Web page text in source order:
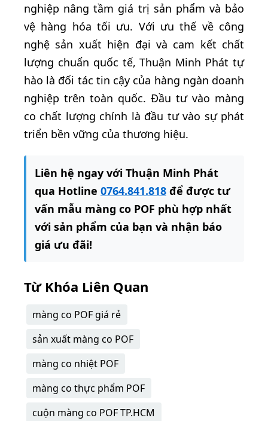
nghiệp nâng tầm giá trị sản phẩm và bảo
vệ hàng hóa tối ưu. Với ưu thế về công
nghệ sản xuất hiện đại và cam kết chất
lượng chuẩn quốc tế, Thuận Minh Phát tự
hào là đối tác tin cậy của hàng ngàn doanh
nghiệp trên toàn quốc. Đầu tư vào màng
co chất lượng chính là đầu tư vào sự phát
triển bền vững của thương hiệu.
Liên hệ ngay với Thuận Minh Phát
qua Hotline 0764.841.818 để được tư
vấn mẫu màng co POF phù hợp nhất
với sản phẩm của bạn và nhận báo
giá ưu đãi!
Từ Khóa Liên Quan
màng co POF giá rẻ
sản xuất màng co POF
màng co nhiệt POF
màng co thực phẩm POF
cuộn màng co POF TP.HCM